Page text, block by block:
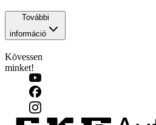
További
információ
Kövessen
minket!